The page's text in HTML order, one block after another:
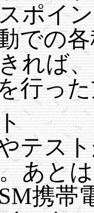
ポイ
での
れば
行っ
テス
あと
携帯